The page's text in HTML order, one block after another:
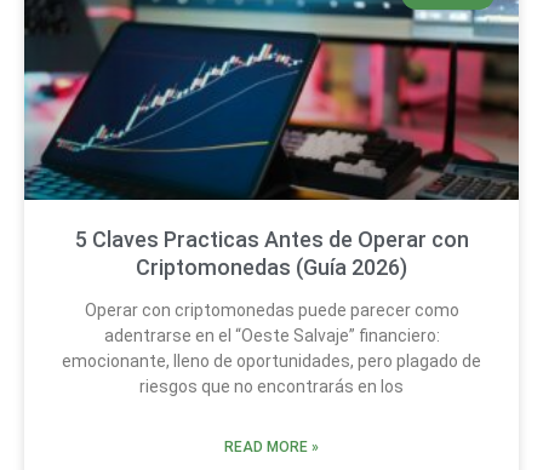
5 Claves Practicas Antes de Operar con
Criptomonedas (Guía 2026)
Operar con criptomonedas puede parecer como
adentrarse en el “Oeste Salvaje” financiero:
emocionante, lleno de oportunidades, pero plagado de
riesgos que no encontrarás en los
READ MORE »